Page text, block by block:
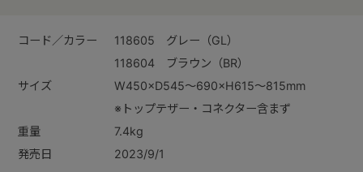
コード／カラー
118605 グレー（GL）
118604 ブラウン（BR）
サイズ
W450×D545～690×H615～815mm
※トップテザー・コネクター含まず
重量
7.4kg
発売日
2023/9/1